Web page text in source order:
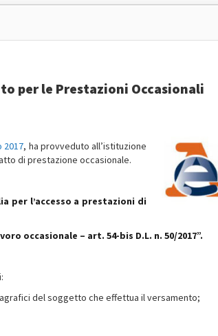
per le Prestazioni Occasionali
2017, ha provveduto all’istituzione
di prestazione occasionale.
per l’accesso a prestazioni di
occasionale – art. 54-bis D.L. n. 50/2017”.
del soggetto che effettua il versamento;